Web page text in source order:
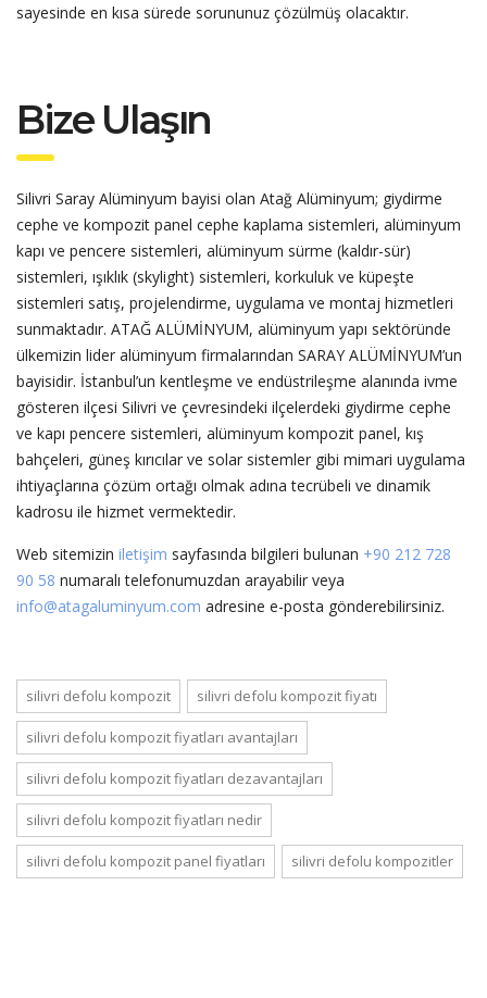
sayesinde en kısa sürede sorununuz çözülmüş olacaktır.
Bize Ulaşın
Silivri Saray Alüminyum bayisi olan Atağ Alüminyum; giydirme
cephe ve kompozit panel cephe kaplama sistemleri, alüminyum
kapı ve pencere sistemleri, alüminyum sürme (kaldır-sür)
sistemleri, ışıklık (skylight) sistemleri, korkuluk ve küpeşte
sistemleri satış, projelendirme, uygulama ve montaj hizmetleri
sunmaktadır. ATAĞ ALÜMİNYUM, alüminyum yapı sektöründe
ülkemizin lider alüminyum firmalarından SARAY ALÜMİNYUM’un
bayisidir. İstanbul’un kentleşme ve endüstrileşme alanında ivme
gösteren ilçesi Silivri ve çevresindeki ilçelerdeki giydirme cephe
ve kapı pencere sistemleri, alüminyum kompozit panel, kış
bahçeleri, güneş kırıcılar ve solar sistemler gibi mimari uygulama
ihtiyaçlarına çözüm ortağı olmak adına tecrübeli ve dinamik
kadrosu ile hizmet vermektedir.
Web sitemizin iletişim sayfasında bilgileri bulunan +90 212 728
90 58 numaralı telefonumuzdan arayabilir veya
info@atagaluminyum.com adresine e-posta gönderebilirsiniz.
silivri defolu kompozit silivri defolu kompozit fiyatı
silivri defolu kompozit fiyatları avantajları
silivri defolu kompozit fiyatları dezavantajları
silivri defolu kompozit fiyatları nedir
silivri defolu kompozit panel fiyatları silivri defolu kompozitler